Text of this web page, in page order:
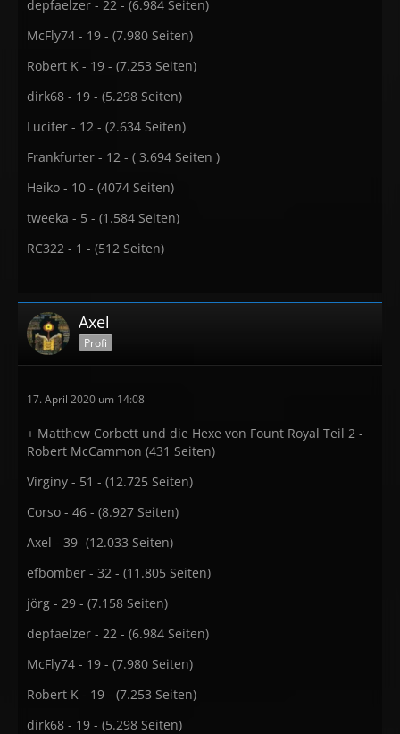
depfaelzer - 22 - (6.984 Seiten)
McFly74 - 19 - (7.980 Seiten)
Robert K - 19 - (7.253 Seiten)
dirk68 - 19 - (5.298 Seiten)
Lucifer - 12 - (2.634 Seiten)
Frankfurter - 12 - ( 3.694 Seiten )
Heiko - 10 - (4074 Seiten)
tweeka - 5 - (1.584 Seiten)
RC322 - 1 - (512 Seiten)
Axel
Profi
17. April 2020 um 14:08
+ Matthew Corbett und die Hexe von Fount Royal Teil 2 -
Robert McCammon (431 Seiten)
Virginy - 51 - (12.725 Seiten)
Corso - 46 - (8.927 Seiten)
Axel - 39- (12.033 Seiten)
efbomber - 32 - (11.805 Seiten)
jörg - 29 - (7.158 Seiten)
depfaelzer - 22 - (6.984 Seiten)
McFly74 - 19 - (7.980 Seiten)
Robert K - 19 - (7.253 Seiten)
dirk68 - 19 - (5.298 Seiten)